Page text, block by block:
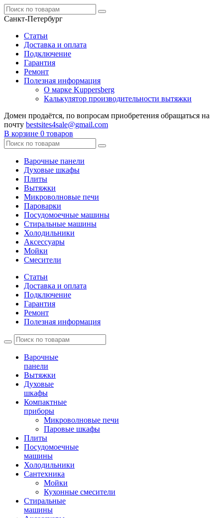
Санкт-Петербург
Статьи
Доставка и оплата
Подключение
Гарантия
Ремонт
Полезная информация
О марке Kuppersberg
Калькулятор производительности вытяжки
Домен продаётся, по вопросам приобретения обращаться на
почту bestsites4sale@gmail.com
В корзине 0 товаров
Варочные панели
Духовые шкафы
Плиты
Вытяжки
Микроволновые печи
Пароварки
Посудомоечные машины
Стиральные машины
Холодильники
Аксессуары
Мойки
Cмесители
Статьи
Доставка и оплата
Подключение
Гарантия
Ремонт
Полезная информация
Варочные
панели
Вытяжки
Духовые
шкафы
Компактные
приборы
Микроволновые печи
Паровые шкафы
Плиты
Посудомоечные
машины
Холодильники
Сантехника
Мойки
Кухонные смесители
Стиральные
машины